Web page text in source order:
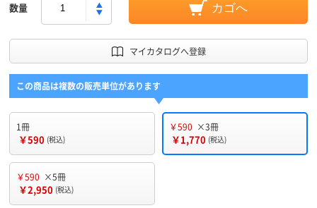
数量 カゴへ
マイカタログへ登録
この商品は複数の販売単位があります
1冊
￥590 (税込)
￥590 ×3冊
￥1,770 (税込)
￥590 ×5冊
￥2,950 (税込)